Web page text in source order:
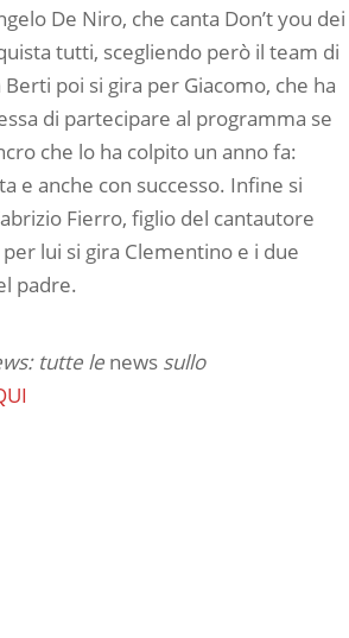
De Niro, che canta Don’t you dei
tutti, scegliendo però il team di
poi si gira per Giacomo, che ha
di partecipare al programma se
che lo ha colpito un anno fa:
e anche con successo. Infine si
Fierro, figlio del cantautore
lui si gira Clementino e i due
padre.
tutte le news sullo